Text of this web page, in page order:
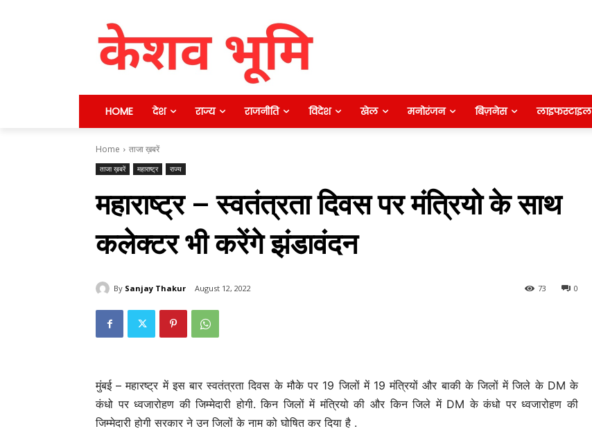
HOME देश राज्य राजनीति विदेश खेल मनोरंजन बिज़नेस लाइफस्टाइल
Home ताजा ख़बरें
ताजा ख़बरें महाराष्ट्र राज्य
महाराष्ट्र – स्वतंत्रता दिवस पर मंत्रियो के साथ
कलेक्टर भी करेंगे झंडावंदन
By Sanjay Thakur August 12, 2022 0
73
मुंबई – महारष्ट्र में इस बार स्वतंत्रता दिवस के मौके पर 19 जिलों में 19 मंत्रियों और बाकी के जिलों में जिले के DM के
कंधो पर ध्वजारोहण की जिम्मेदारी होगी. किन जिलों में मंत्रियो की और किन जिले में DM के कंधो पर ध्वजारोहण की
जिम्मेदारी होगी सरकार ने उन जिलों के नाम को घोषित कर दिया है .
अवसर: इस्राइल में 5000 नौकरियां, ₹1.61
लाख तक वेतन
Keshav Bhumi - May 5, 2026